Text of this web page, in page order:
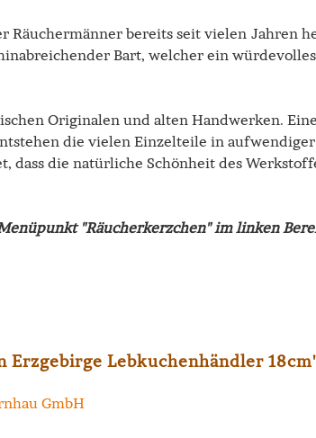
bereits seit vielen Jahren
Bart, welcher ein
Originalen und alten Handwerken.
die vielen Einzelteile in
dass die natürliche Schönheit des
"Räucherkerzchen" im linken
Lebkuchenhändler
GmbH